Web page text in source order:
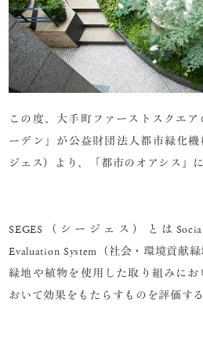
この度、大手町ファーストスクエ
ーデン」が公益財団法人都市緑化機
ジェス）より、「都市のオアシス」
SEGES（シージェス）とはSocial
Evaluation System（社会・環境貢献
緑地や植物を使用した取り組みに
おいて効果をもたらすものを評価す